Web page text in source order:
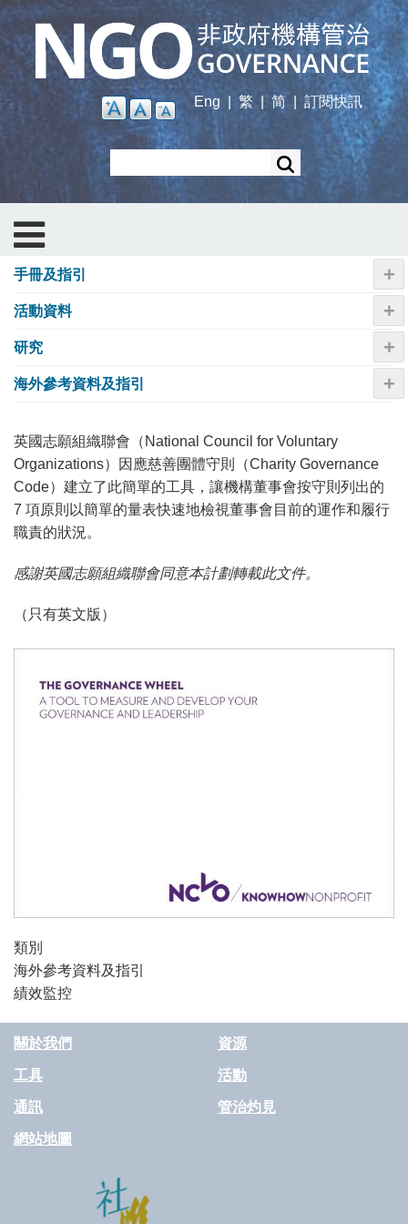
Skip
main
content
Eng
繁 | 简 訂閱快訊
手冊及指引 +
活動資料 +
研究 +
海外參考資料及指引 +
英國志願組織聯會（National Council for Voluntary
Organizations）因應慈善團體守則（Charity Governance
Code）建立了此簡單的工具，讓機構董事會按守則列出的
7 項原則以簡單的量表快速地檢視董事會目前的運作和履行
職責的狀況。
感謝英國志願組織聯會同意本計劃轉載此文件。
（只有英文版）
類別
海外參考資料及指引
績效監控
關於我們 資源
工具 活動
通訊 管治灼見
網站地圖